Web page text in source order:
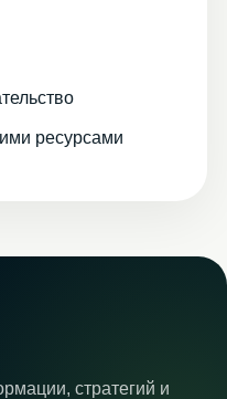
ресурсами
стратегий и